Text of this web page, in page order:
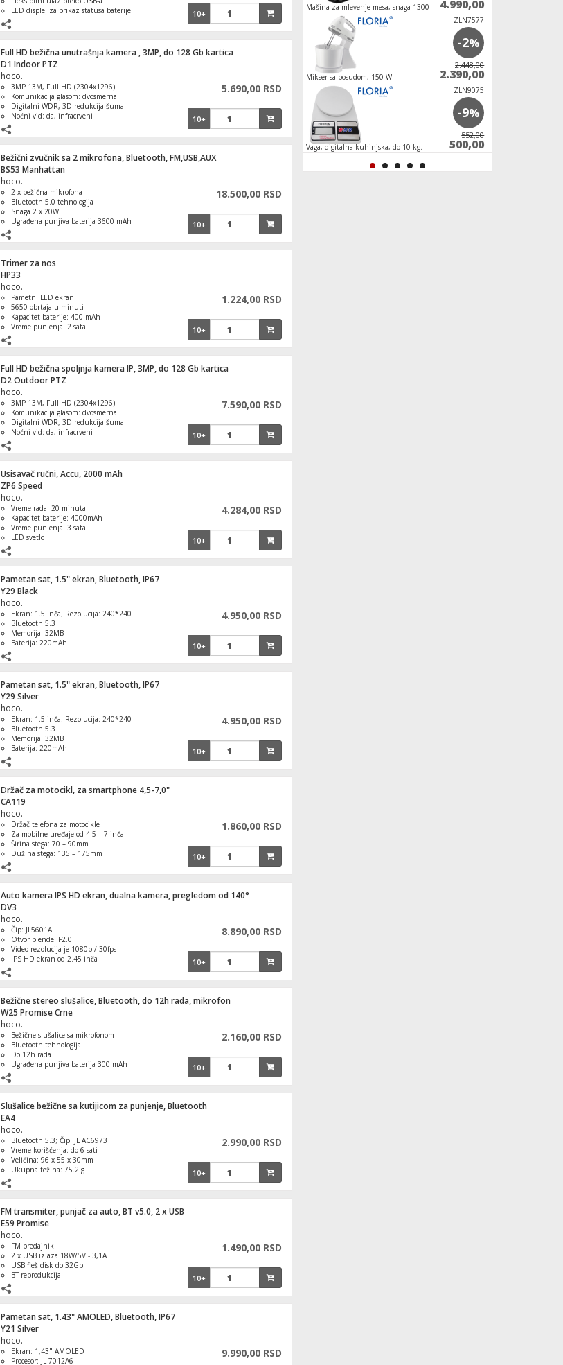
LED displej za prikaz statusa baterije
10+
Full HD bežična unutrašnja kamera , 3MP, do 128 Gb kartica
D1 Indoor PTZ
hoco.
3MP 13M, Full HD (2304x1296)
Komunikacija glasom: dvosmerna
Digitalni WDR, 3D redukcija šuma
Noćni vid: da, infracrveni
kartici
5.690,00 RSD
10+
Bežični zvučnik sa 2 mikrofona, Bluetooth, FM,USB,AUX
BS53 Manhattan
hoco.
2 x bežična mikrofona
Bluetooth 5.0 tehnologija
Snaga 2 x 20W
Ugrađena punjiva baterija 3600 mAh
Bluetoothom
18.500,00 RSD
10+
Trimer za nos
HP33
hoco.
Pametni LED ekran
5650 obrtaja u minuti
Kapacitet baterije: 400 mAh
Vreme punjenja: 2 sata
1.224,00 RSD
10+
Full HD bežična spoljnja kamera IP, 3MP, do 128 Gb kartica
D2 Outdoor PTZ
hoco.
3MP 13M, Full HD (2304x1296)
Komunikacija glasom: dvosmerna
Digitalni WDR, 3D redukcija šuma
Noćni vid: da, infracrveni
kartici
7.590,00 RSD
10+
Usisavač ručni, Accu, 2000 mAh
ZP6 Speed
hoco.
Vreme rada: 20 minuta
Kapacitet baterije: 4000mAh
Vreme punjenja: 3 sata
LED svetlo
4.284,00 RSD
10+
Pametan sat, 1.5" ekran, Bluetooth, IP67
Y29 Black
hoco.
Ekran: 1.5 inča; Rezolucija: 240*240
Bluetooth 5.3
Memorija: 32MB
Baterija: 220mAh
4.950,00 RSD
10+
Pametan sat, 1.5" ekran, Bluetooth, IP67
Y29 Silver
hoco.
Ekran: 1.5 inča; Rezolucija: 240*240
Bluetooth 5.3
Memorija: 32MB
Baterija: 220mAh
4.950,00 RSD
10+
Držač za motocikl, za smartphone 4,5-7,0"
CA119
hoco.
Držač telefona za motocikle
Za mobilne uređaje od 4.5 – 7 inča
Širina stega: 70 – 90mm
Dužina stega: 135 – 175mm
1.860,00 RSD
10+
Auto kamera IPS HD ekran, dualna kamera, pregledom od 140°
DV3
hoco.
Čip: JL5601A
Otvor blende: F2.0
Video rezolucija je 1080p / 30fps
IPS HD ekran od 2.45 inča
8.890,00 RSD
10+
Bežične stereo slušalice, Bluetooth, do 12h rada, mikrofon
W25 Promise Crne
hoco.
Bežične slušalice sa mikrofonom
Bluetooth tehnologija
Do 12h rada
Ugrađena punjiva baterija 300 mAh
2.160,00 RSD
10+
Slušalice bežične sa kutijicom za punjenje, Bluetooth
EA4
hoco.
Bluetooth 5.3; Čip: JL AC6973
Vreme korišćenja: do 6 sati
Veličina: 96 x 55 x 30mm
Ukupna težina: 75.2 g
2.990,00 RSD
10+
FM transmiter, punjač za auto, BT v5.0, 2 x USB
E59 Promise
hoco.
FM predajnik
2 x USB izlaza 18W/5V - 3,1A
USB fleš disk do 32Gb
BT reprodukcija
1.490,00 RSD
10+
Pametan sat, 1.43" AMOLED, Bluetooth, IP67
Y21 Silver
hoco.
Ekran: 1,43" AMOLED
Procesor: JL 7012A6
9.990,00 RSD
Torba za laptop 15.6" 3.504,00
NOTEBOOK B
-5%
Space M10 Pro
Space M10
-7%
13.800,00
12.800,00
Mašina za mlevenje mesa, snaga 1300 W 4.990,00
Mikser sa posudom, 150 W
ZLN7577
-2%
2.448,00
2.390,00
Vaga, digitalna kuhinjska, do 10 kg.
ZLN9075
-9%
552,00
500,00